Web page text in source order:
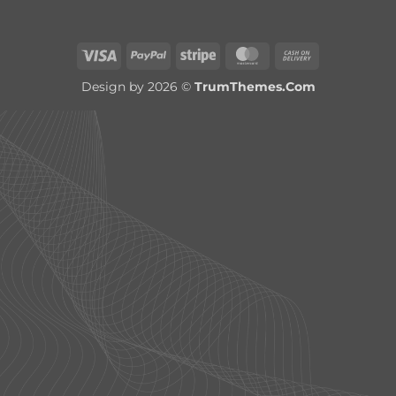
Visa PayPal Stripe MasterCard
Delivery
Design by 2026 © TrumThemes.Com